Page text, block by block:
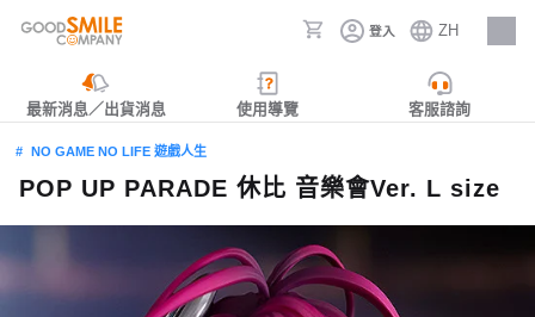
登入 ZH
人才招募
最新消息／出貨消息 使用導覽 客服諮詢
NO GAME NO LIFE 遊戲人生
POP UP PARADE 休比 音樂會Ver. L size